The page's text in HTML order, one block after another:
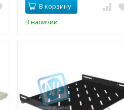
В корзину
В наличии